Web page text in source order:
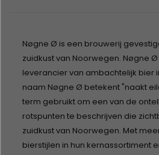
Nøgne Ø is een brouwerij
zuidkust van Noorwegen. Nøgne
leverancier van ambachtelijk bier
naam Nøgne Ø betekent "naakt
term gebruikt om een van de
rotspunten te beschrijven die
zuidkust van Noorwegen. Met
bierstijlen in hun kernassortiment